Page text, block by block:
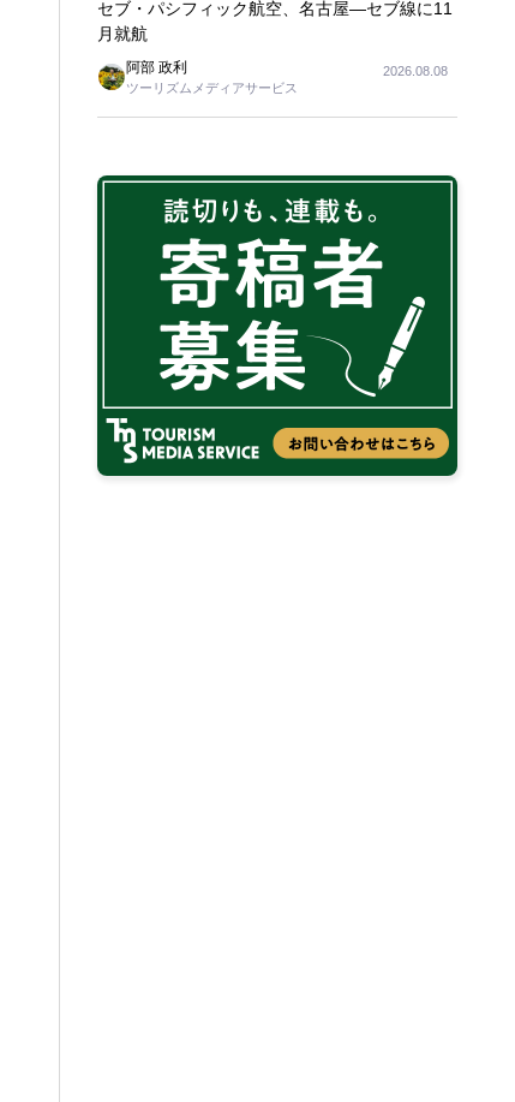
セブ・パシフィック航空、名古屋―セブ線に11
月就航
阿部 政利
ツーリズムメディアサービス
2026.08.08